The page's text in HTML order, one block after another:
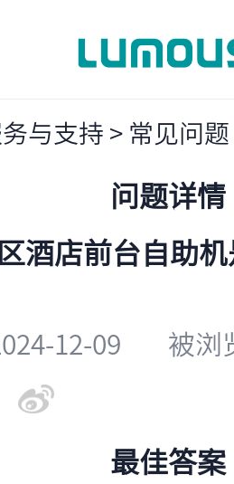
与支持 > 常见问题
问题详情
酒店前台自助
12-09
被浏
最佳答案